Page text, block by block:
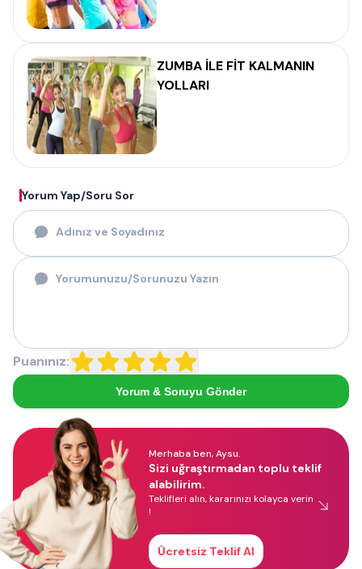
ZUMBA İLE FİT KALMANIN
YOLLARI
Yorum Yap/Soru Sor
Puanınız:
Yorum & Soruyu Gönder
Merhaba ben, Aysu.
Sizi uğraştırmadan toplu teklif
alabilirim.
Teklifleri alın, kararınızı kolayca verin
!
Ücretsiz Teklif Al